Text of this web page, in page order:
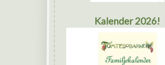
Kalender 2026!